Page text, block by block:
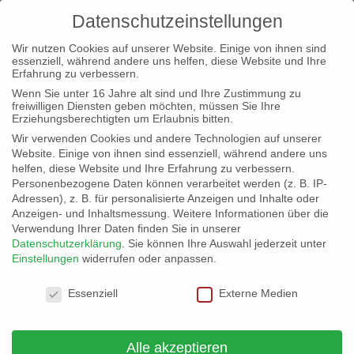
Erklärung zum
Datenschutz
Datenschutzerklärung
Inhaltsverzeichnis
Kontaktdaten des Datenschutzbeauftragten
Datenschutzeinstellungen
Wir nutzen Cookies auf unserer Website. Einige von ihnen sind
essenziell, während andere uns helfen, diese Website und Ihre
Erfahrung zu verbessern.
Wenn Sie unter 16 Jahre alt sind und Ihre Zustimmung zu
freiwilligen Diensten geben möchten, müssen Sie Ihre
Erziehungsberechtigten um Erlaubnis bitten.
Wir verwenden Cookies und andere Technologien auf unserer
Website. Einige von ihnen sind essenziell, während andere uns
helfen, diese Website und Ihre Erfahrung zu verbessern.
Personenbezogene Daten können verarbeitet werden (z. B. IP-
Adressen), z. B. für personalisierte Anzeigen und Inhalte oder
Anzeigen- und Inhaltsmessung. Weitere Informationen über die
Verwendung Ihrer Daten finden Sie in unserer
Datenschutzerklärung
Sie können Ihre Auswahl jederzeit unter
Einstellungen widerrufen oder anpassen.
Essenziell
Externe Medien
Alle akzeptieren